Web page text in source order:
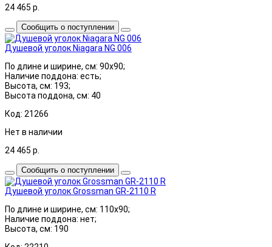
24 465 р.
Сообщить о поступлении
Душевой уголок Niagara NG 006
По длине и ширине, см: 90x90;
Наличие поддона: есть;
Высота, см: 193;
Высота поддона, см: 40
Код: 21266
Нет в наличии
24 465 р.
Сообщить о поступлении
Душевой уголок Grossman GR-2110 R
По длине и ширине, см: 110x90;
Наличие поддона: нет;
Высота, см: 190